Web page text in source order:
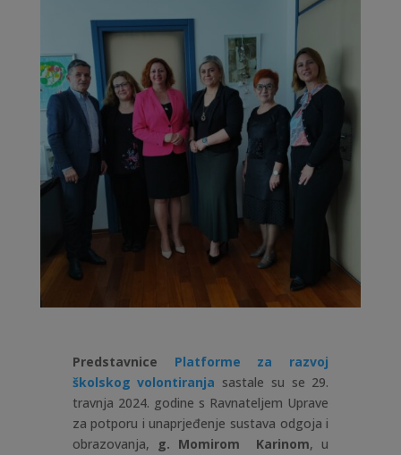
Predstavnice Platforme za razvoj
školskog volontiranja sastale su se 29.
travnja 2024. godine s Ravnateljem Uprave
za potporu i unaprjeđenje sustava odgoja i
obrazovanja,
g. Momirom Karinom, u